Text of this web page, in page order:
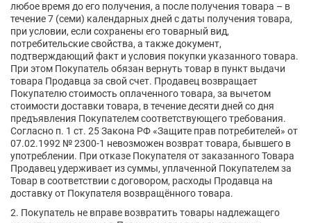
любое время до его получения, а после получения товара – в
течение 7 (семи) календарных дней с даты получения товара,
при условии, если сохранены его товарный вид,
потребительские свойства, а также документ,
подтверждающий факт и условия покупки указанного товара.
При этом Покупатель обязан вернуть товар в пункт выдачи
товара Продавца за свой счет. Продавец возвращает
Покупателю стоимость оплаченного товара, за вычетом
стоимости доставки товара, в течение десяти дней со дня
предъявления Покупателем соответствующего требования.
Согласно п. 1 ст. 25 Закона РФ «Защите прав потребителей» от
07.02.1992 № 2300-1 невозможен возврат товара, бывшего в
употреблении. При отказе Покупателя от заказанного Товара
Продавец удерживает из суммы, уплаченной Покупателем за
Товар в соответствии с договором, расходы Продавца на
доставку от Покупателя возвращённого товара.
2. Покупатель не вправе возвратить товары надлежащего